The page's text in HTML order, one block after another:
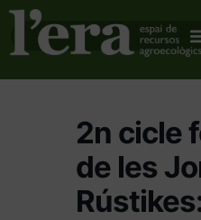
2n cicle
de les